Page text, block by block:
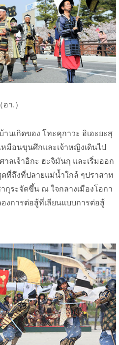
า.）
นเกิดของ โทะคุกาวะ อิเอะยะสุ
มือนขุนศึกและเจ้าหญิงเดินไป
ลเจ้าอิกะ ฮะจิมันกุ และเริ่มออก
ดที่ถึงที่ปลายแม่น้ำใกล้ ๆปราสาท
กุระจัดขึ้น ณ ใจกลางเมืองโอกา
งการต่อสู้ที่เลียนแบบการต่อสู้